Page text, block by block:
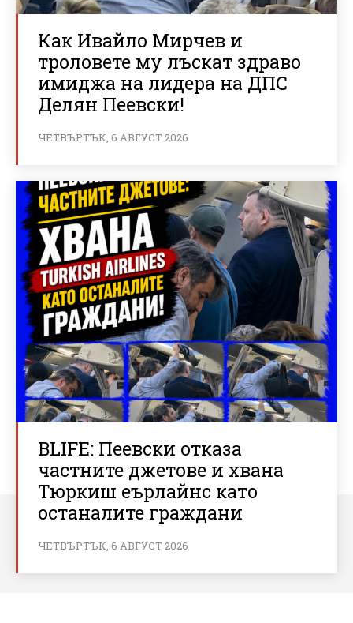
Как Ивайло Мирчев и
троловете му лъскат здраво
имиджа на лидера на ДПС
Делян Пеевски!
ЧЕТВЪРТЪК, 6 АВГУСТ 2026
BLIFE: Пеевски отказа
частните джетове и хвана
Тюркиш еърлайнс като
останалите граждани
ЧЕТВЪРТЪК, 6 АВГУСТ 2026